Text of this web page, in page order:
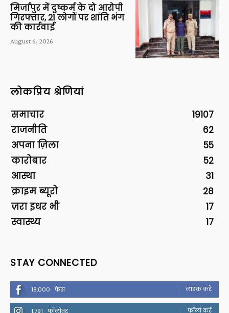
मिर्जापुर में दुष्कर्म के दो आरोपी
गिरफ्तार, 21 लोगों पर शांति भंग
की कार्रवाई
August 6, 2026
लोकप्रिय श्रेणियां
समाचार
19107
राजनीति
62
अपना ज़िला
55
कारोबार
52
आस्था
31
क्राइम ब्यूरो
28
ज़रा इधर भी
17
स्वास्थ्य
17
STAY CONNECTED
18,000 फैंस लाइक करें
1,791 फॉलोवर फॉलो करें